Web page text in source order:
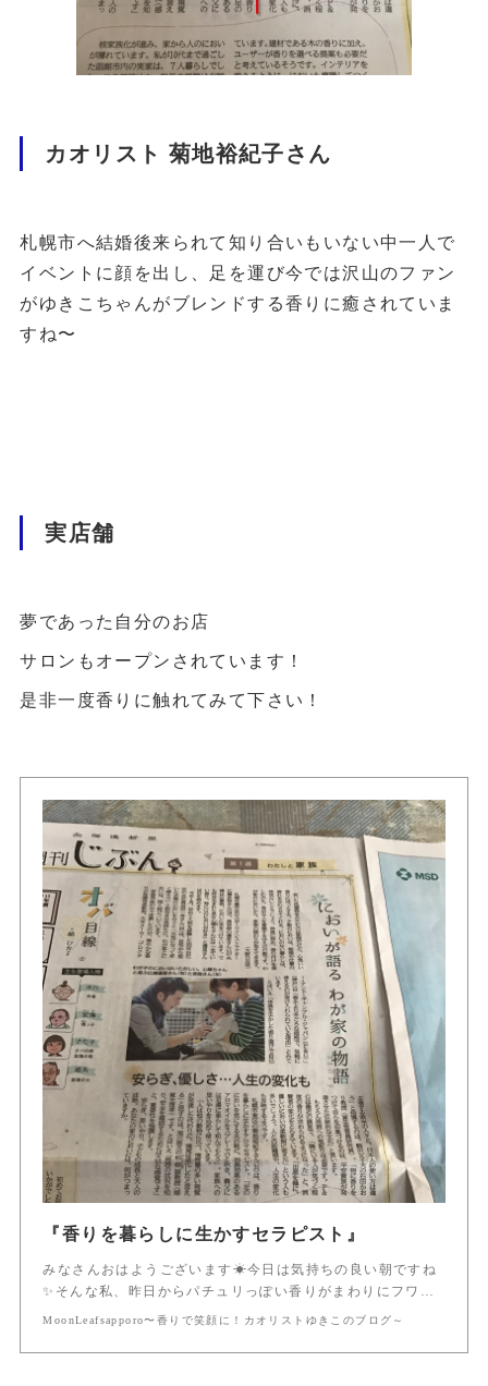
カオリスト 菊地裕紀子さん
札幌市へ結婚後来られて知り合いもいない中一人で
イベントに顔を出し、足を運び今では沢山のファン
がゆきこちゃんがブレンドする香りに癒されていま
すね〜
実店舗
夢であった自分のお店
サロンもオープンされています！
是非一度香りに触れてみて下さい！
『香りを暮らしに生かすセラピスト』
みなさんおはようございます☀今日は気持ちの良い朝ですね
✨そんな私、昨日からパチュリっぽい香りがまわりにフワ…
MoonLeafsapporo〜香りで笑顔に！カオリストゆきこのブログ～